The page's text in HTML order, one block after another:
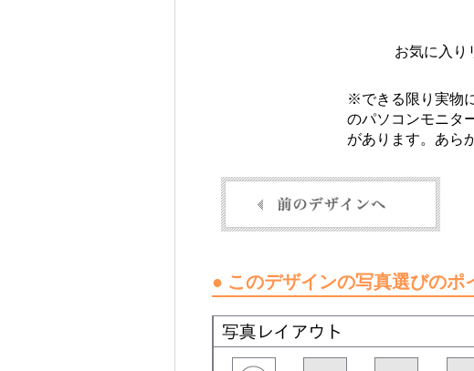
お気に入り
※できる限り実物
のパソコンモニタ
があります。あら
● このデザインの写真選びのポ